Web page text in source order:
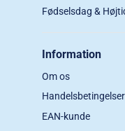
Fødselsdag &
Information
Om os
Handelsbetingelser
EAN-kunde